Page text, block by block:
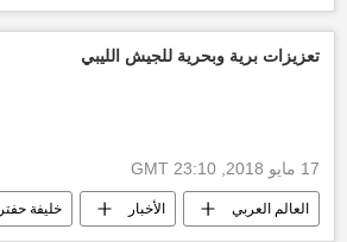
الرئيس عبدالفتاح السيسي حركة حماس
مسيرة العودة قطاع غزة
تعزيزات برية وبحرية للجيش الليبي
17 مايو 2018, 23:10 GMT
العالم العربي الأخبار خليفة حفتر